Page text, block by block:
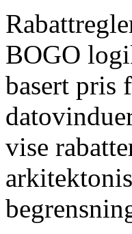
BOGO
basert pris
vise